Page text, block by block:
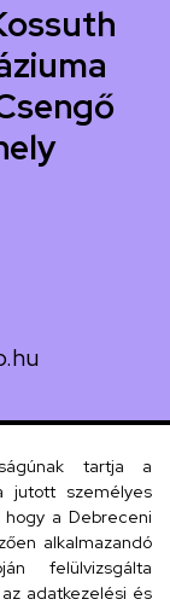
tartja a
jutott személyes
a Debreceni
alkalmazandó
felülvizsgálta
adatkezelési és